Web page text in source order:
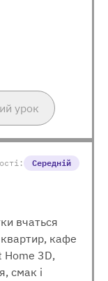
урок
Середній
вчаться
квартир, кафе
Home 3D,
смак і